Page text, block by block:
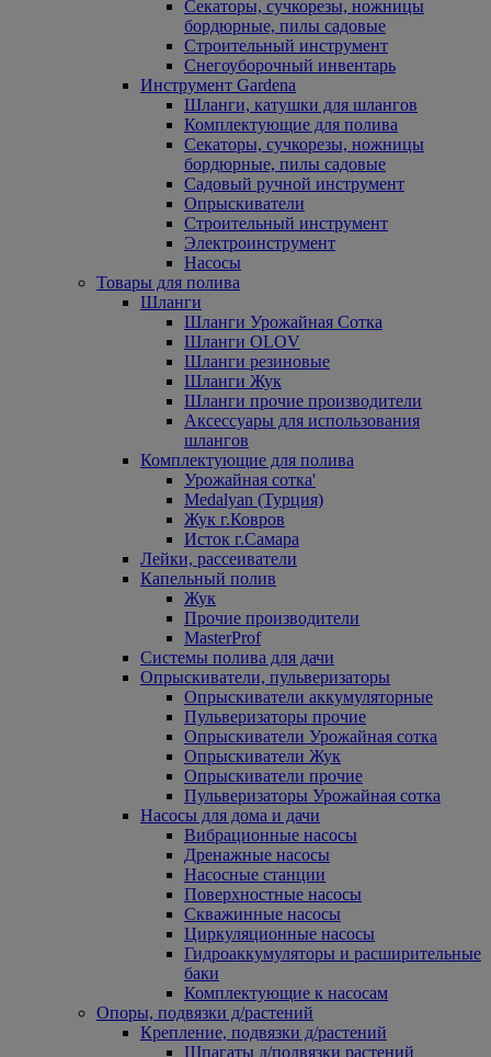
Секаторы, сучкорезы, ножницы
бордюрные, пилы садовые
Строительный инструмент
Снегоуборочный инвентарь
Инструмент Gardena
Шланги, катушки для шлангов
Комплектующие для полива
Секаторы, сучкорезы, ножницы
бордюрные, пилы садовые
Садовый ручной инструмент
Опрыскиватели
Строительный инструмент
Электроинструмент
Насосы
Товары для полива
Шланги
Шланги Урожайная Сотка
Шланги OLOV
Шланги резиновые
Шланги Жук
Шланги прочие производители
Аксессуары для использования
шлангов
Комплектующие для полива
Урожайная сотка'
Medalyan (Турция)
Жук г.Ковров
Исток г.Самара
Лейки, рассеиватели
Капельный полив
Жук
Прочие производители
MasterProf
Системы полива для дачи
Опрыскиватели, пульверизаторы
Опрыскиватели аккумуляторные
Пульверизаторы прочие
Опрыскиватели Урожайная сотка
Опрыскиватели Жук
Опрыскиватели прочие
Пульверизаторы Урожайная сотка
Насосы для дома и дачи
Вибрационные насосы
Дренажные насосы
Насосные станции
Поверхностные насосы
Скважинные насосы
Циркуляционные насосы
Гидроаккумуляторы и расширительные
баки
Комплектующие к насосам
Опоры, подвязки д/растений
Крепление, подвязки д/растений
Шпагаты д/подвязки растений